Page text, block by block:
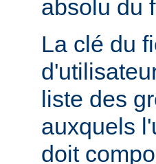
absolu du
La clé du
liste des
auxquels
doit